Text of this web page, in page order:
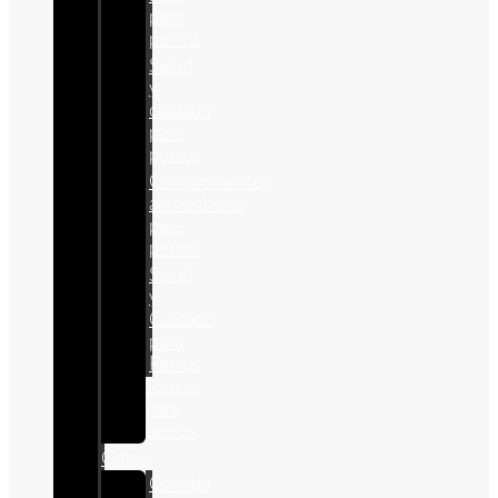
para
perros
Salud
y
cuidado
para
perros
Complementos
alimenticios
para
perros
Salud
y
Cuidado
para
Perros
Gatos
Comida